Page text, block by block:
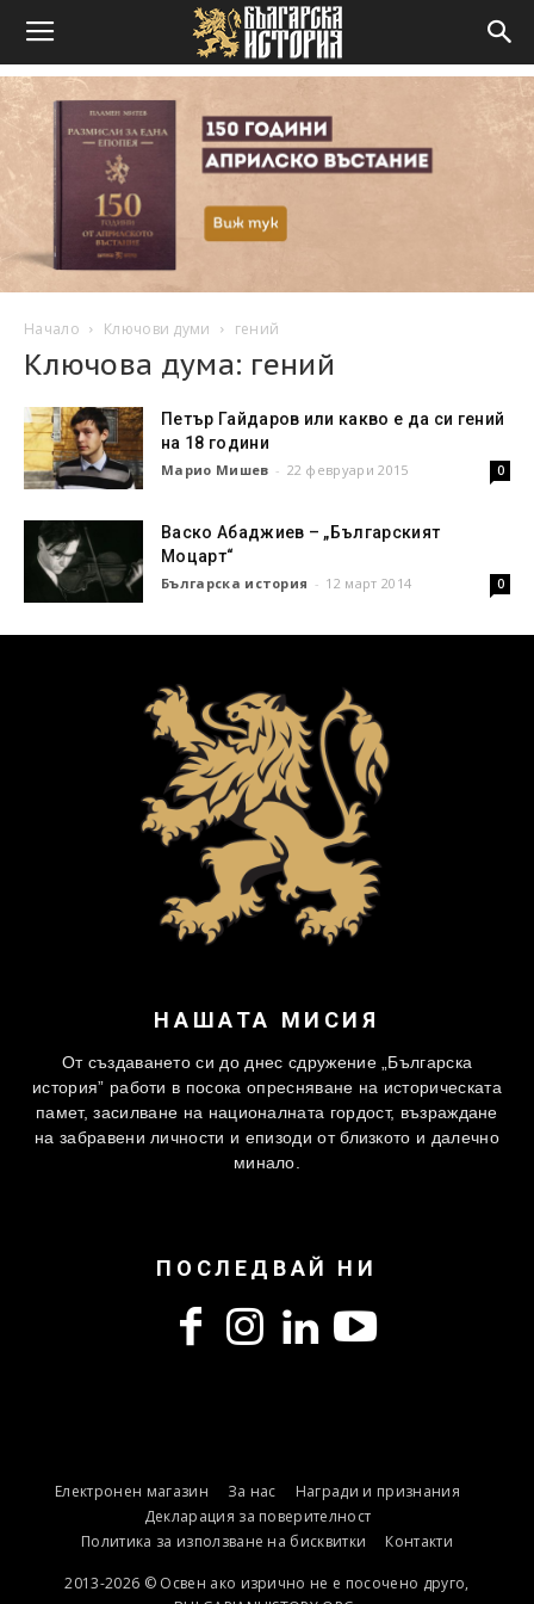
Начало Ключови думи гений
Ключова дума: гений
Петър Гайдаров или какво е да си гений
на 18 години
Марио Мишев - 22 февруари 2015 0
Васко Абаджиев – „Българският
Моцарт“
Българска история - 12 март 2014 0
НАШАТА МИСИЯ
От създаването си до днес сдружение „Българска
история” работи в посока опресняване на историческата
памет, засилване на националната гордост, възраждане
на забравени личности и епизоди от близкото и далечно
минало.
ПОСЛЕДВАЙ НИ
Електронен магазин За нас
Награди и признания
Декларация за поверителност
Политика за използване на бисквитки
Контакти
2013-2026 © Освен ако изрично не е посочено друго,